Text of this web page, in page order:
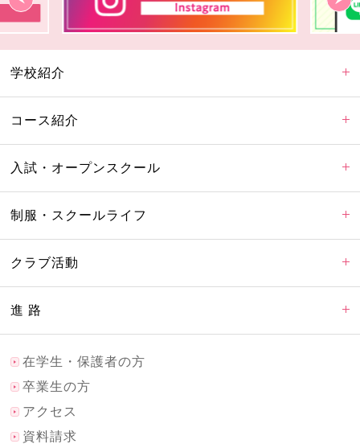
学校紹介
コース紹介
入試・オープンスクール
制服・スクールライフ
クラブ活動
進 路
在学生・保護者の方
卒業生の方
アクセス
資料請求